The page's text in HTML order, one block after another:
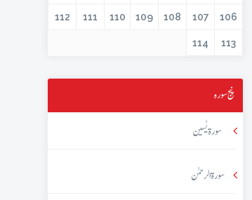
106
107
108
109
110
111
112
113
114
پنج سورہ
سورۃ یٰسین
سورۃ الرحمٰن